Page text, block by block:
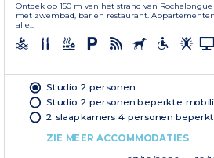
Ontdek op 150 m van het strand van
met zwembad, bar en restaurant.
alle...
Studio 2 personen
Studio 2 personen beperkte
2 slaapkamers 4 personen
ZIE MEER ACCOMMODATIES